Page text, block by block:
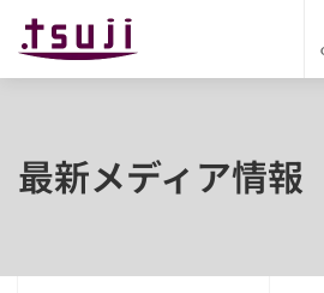
最新メディア情報